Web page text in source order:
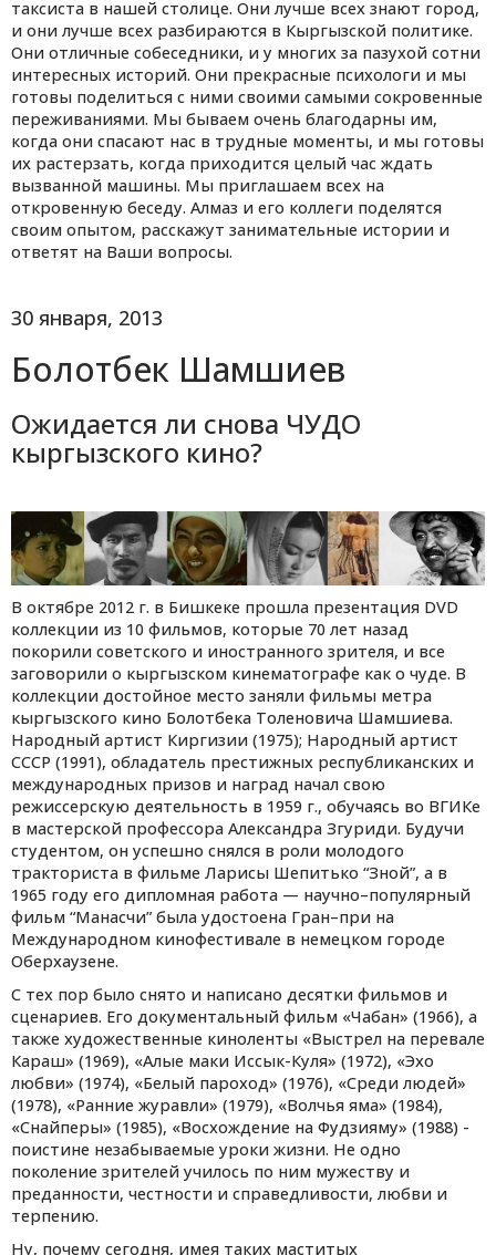
таксиста в нашей столице. Они лучше всех знают город,
и они лучше всех разбираются в Кыргызской политике.
Они отличные собеседники, и у многих за пазухой сотни
интересных историй. Они прекрасные психологи и мы
готовы поделиться с ними своими самыми сокровенные
переживаниями. Мы бываем очень благодарны им,
когда они спасают нас в трудные моменты, и мы готовы
их растерзать, когда приходится целый час ждать
вызванной машины. Мы приглашаем всех на
откровенную беседу. Алмаз и его коллеги поделятся
своим опытом, расскажут занимательные истории и
ответят на Ваши вопросы.
30 января, 2013
Болотбек Шамшиев
Ожидается ли снова ЧУДО
кыргызского кино?
В октябре 2012 г. в Бишкеке прошла презентация DVD
коллекции из 10 фильмов, которые 70 лет назад
покорили советского и иностранного зрителя, и все
заговорили о кыргызском кинематографе как о чуде. В
коллекции достойное место заняли фильмы метра
кыргызского кино Болотбека Толеновича Шамшиева.
Народный артист Киргизии (1975); Народный артист
СССР (1991), обладатель престижных республиканских и
международных призов и наград начал свою
режиссерскую деятельность в 1959 г., обучаясь во ВГИКе
в мастерской профессора Александра Згуриди. Будучи
студентом, он успешно снялся в роли молодого
тракториста в фильме Ларисы Шепитько “Зной”, а в
1965 году его дипломная работа — научно–популярный
фильм “Манасчи” была удостоена Гран–при на
Международном кинофестивале в немецком городе
Оберхаузене.
С тех пор было снято и написано десятки фильмов и
сценариев. Его документальный фильм «Чабан» (1966), а
также художественные киноленты «Выстрел на перевале
Караш» (1969), «Алые маки Иссык-Куля» (1972), «Эхо
любви» (1974), «Белый пароход» (1976), «Среди людей»
(1978), «Ранние журавли» (1979), «Волчья яма» (1984),
«Снайперы» (1985), «Восхождение на Фудзияму» (1988) -
поистине незабываемые уроки жизни. Не одно
поколение зрителей училось по ним мужеству и
преданности, честности и справедливости, любви и
терпению.
Ну, почему сегодня, имея таких маститых